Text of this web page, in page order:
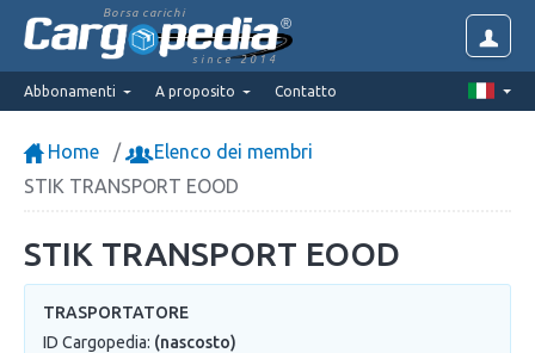
Borsa carichi
since 2014
Abbonamenti A proposito Contatto
Home
Elenco dei membri
STIK TRANSPORT EOOD
STIK TRANSPORT EOOD
TRASPORTATORE
ID Cargopedia: (nascosto)